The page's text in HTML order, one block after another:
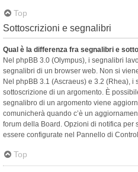
Top
Sottoscrizioni e segnalibri
Qual è la differenza fra segnalibri e
Nel phpBB 3.0 (Olympus), i segnalibri
segnalibri di un browser web. Non si
Nel phpBB 3.1 (Ascraeus) e 3.2 (Rhea),
sottoscrizione di un argomento. È
segnalibro di un argomento viene
comunicherà quando c’è un
forum della Board. Opzioni di notifica
essere configurate nel Pannello di
Top